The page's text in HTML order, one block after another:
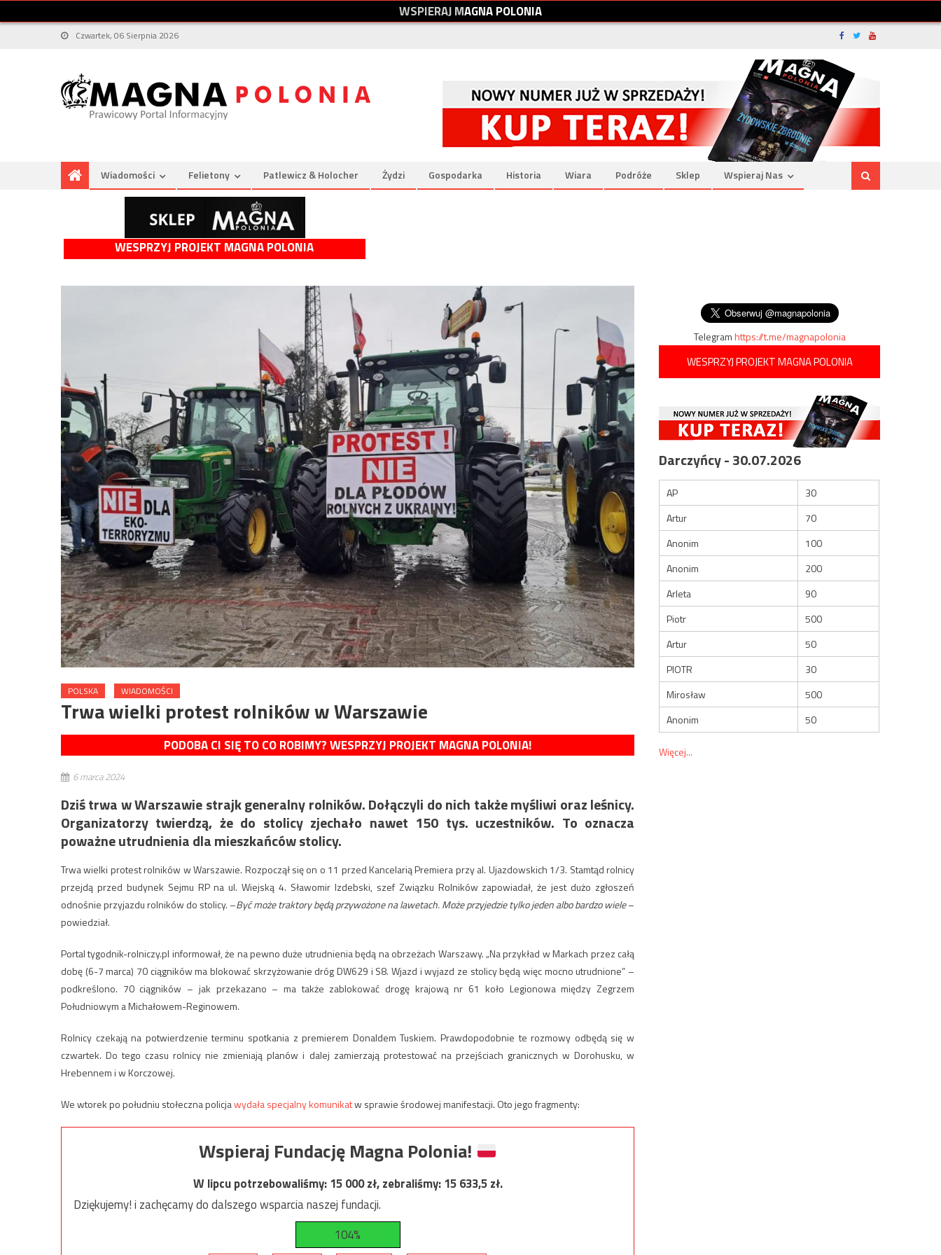
WSPIERAJMAGNAPOLONIA
Czwartek, 06 Sierpnia 2026
Wiadomości Felietony Patlewicz & Holocher Żydzi Gospodarka Historia Wiara Podróże Sklep Wspieraj Nas
WESPRZYJ PROJEKT MAGNA POLONIA
POLSKA WIADOMOŚCI
Trwa wielki protest rolników w Warszawie
PODOBA CI SIĘ TO CO ROBIMY? WESPRZYJ PROJEKT MAGNA POLONIA!
6 marca 2024
Dziś trwa w Warszawie strajk generalny rolników. Dołączyli do nich także myśliwi oraz leśnicy.
Organizatorzy twierdzą, że do stolicy zjechało nawet 150 tys. uczestników. To oznacza
poważne utrudnienia dla mieszkańców stolicy.
Trwa wielki protest rolników w Warszawie. Rozpoczął się on o 11 przed Kancelarią Premiera przy al. Ujazdowskich 1/3. Stamtąd rolnicy
przejdą przed budynek Sejmu RP na ul. Wiejską 4. Sławomir Izdebski, szef Związku Rolników zapowiadał, że jest dużo zgłoszeń
odnośnie przyjazdu rolników do stolicy. –Być może traktory będą przywożone na lawetach.Może przyjedzie tylko jeden albo bardzo wiele–
powiedział.
Portal tygodnik-rolniczy.pl informował, że na pewno duże utrudnienia będą na obrzeżach Warszawy. „Na przykład w Markach przez całą
dobę (6-7 marca) 70 ciągników ma blokować skrzyżowanie dróg DW629 i S8. Wjazd i wyjazd ze stolicy będą więc mocno utrudnione” –
podkreślono. 70 ciągników – jak przekazano – ma także zablokować drogę krajową nr 61 koło Legionowa między Zegrzem
Południowym a Michałowem-Reginowem.
Rolnicy czekają na potwierdzenie terminu spotkania z premierem Donaldem Tuskiem. Prawdopodobnie te rozmowy odbędą się w
czwartek. Do tego czasu rolnicy nie zmieniają planów i dalej zamierzają protestować na przejściach granicznych w Dorohusku, w
Hrebennem i w Korczowej.
We wtorek po południu stołeczna policjawydała specjalny komunikatw sprawie środowej manifestacji. Oto jego fragmenty:
Wspieraj Fundację Magna Polonia!
W lipcu potrzebowaliśmy:15 000zł, zebraliśmy:15 633,5zł.
Dziękujemy! i zachęcamy do dalszego wsparcia naszej fundacji.
104%
Telegramhttps://t.me/magnapolonia
WESPRZYJ PROJEKT MAGNA POLONIA
Darczyńcy - 30.07.2026
AP
30
Artur
70
Anonim
100
Anonim
200
Arleta
90
Piotr
500
Artur
50
PIOTR
30
Mirosław
500
Anonim
50
Więcej...